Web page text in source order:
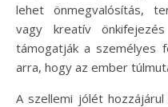
lehet önmegvalósítás,
vagy kreatív
támogatják a személyes
arra, hogy az ember
A szellemi jólét